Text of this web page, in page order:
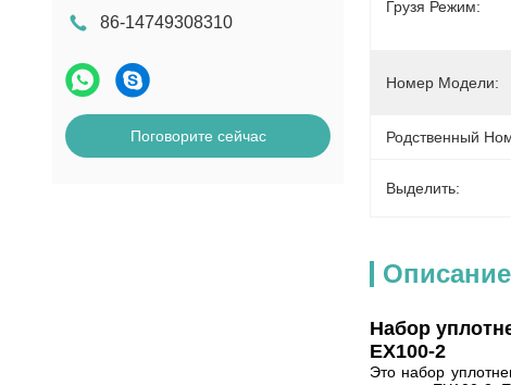
86-14749308310
Поговорите сейчас
Грузя Режим:
Номер Модели:
Родственный
Выделить:
Набор
EX100-2
Это набор